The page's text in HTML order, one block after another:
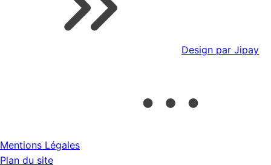
Design par Jipay
Mentions Légales
Plan du site